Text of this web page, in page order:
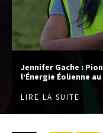
Jennifer Gache :
l’Énergie Éolienne au
LIRE LA SUITE